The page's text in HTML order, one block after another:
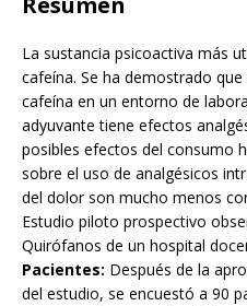
La sustancia psicoactiva más
cafeína. Se ha demostrado
cafeína en un entorno de
adyuvante tiene efectos
posibles efectos del consumo
sobre el uso de analgésicos
del dolor son mucho menos
Estudio piloto prospectivo
Quirófanos de un hospital
Pacientes: Después de la
del estudio, se encuestó a 90